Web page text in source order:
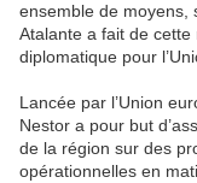
ensemble de moyens,
Atalante a fait de
diplomatique pour
Lancée par l’Union
Nestor a pour but
de la région sur des
opérationnelles en